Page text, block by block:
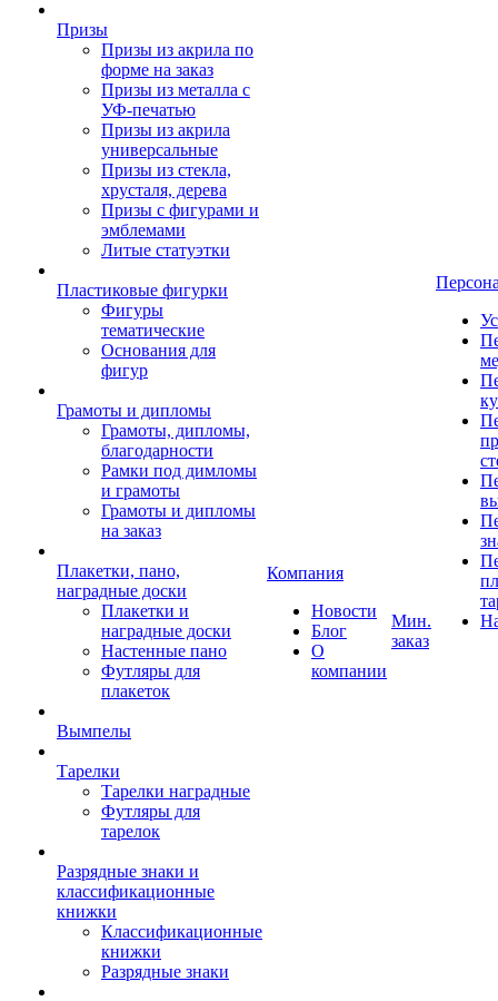
Призы
Призы из акрила по
форме на заказ
Призы из металла с
УФ-печатью
Призы из акрила
универсальные
Призы из стекла,
хрусталя, дерева
Призы с фигурами и
эмблемами
Литые статуэтки
Пластиковые фигурки
Фигуры
тематические
Основания для
фигур
Грамоты и дипломы
Грамоты, дипломы,
благодарности
Рамки под димломы
и грамоты
Грамоты и дипломы
на заказ
Плакетки, пано,
наградные доски
Плакетки и
наградные доски
Настенные пано
Футляры для
плакеток
Вымпелы
Тарелки
Тарелки наградные
Футляры для
тарелок
Разрядные знаки и
классификационные
книжки
Классификационные
книжки
Разрядные знаки
Компания
Новости
Блог
О
компании
Мин.
заказ